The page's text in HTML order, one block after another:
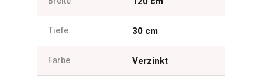
Tiefe 30 cm
Farbe Verzinkt